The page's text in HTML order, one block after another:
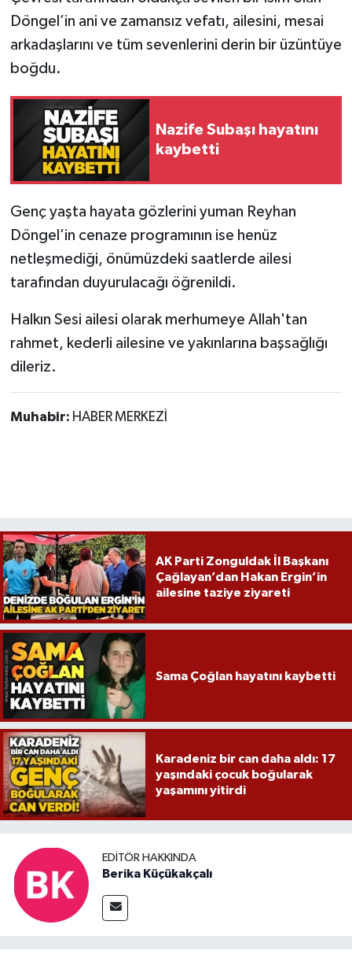
Döngel’in ani ve zamansız vefatı, ailesini, mesai
arkadaşlarını ve tüm sevenlerini derin bir üzüntüye
boğdu.
Nazife Subaşı hayatını
kaybetti
Genç yaşta hayata gözlerini yuman Reyhan
Döngel’in cenaze programının ise henüz
netleşmediği, önümüzdeki saatlerde ailesi
tarafından duyurulacağı öğrenildi.
Halkın Sesi ailesi olarak merhumeye Allah'tan
rahmet, kederli ailesine ve yakınlarına başsağlığı
dileriz.
Muhabir: HABER MERKEZİ
AK Parti Zonguldak İl Başkanı
Çağlayan’dan Hakan Ergin’in
ailesine taziye ziyareti
Sama Çoğlan hayatını kaybetti
Karadeniz bir can daha aldı: 17
yaşındaki çocuk boğularak
yaşamını yitirdi
EDITÖR HAKKINDA
Berika Küçükakçalı
Gökçebey
GÜNDEM
İş ilanı
Kilimli
MAGAZİN
Politika
Resmi İlan
Röportaj
Yaşam